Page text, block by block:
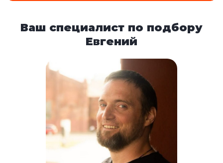
Ваш специалист по подбору
Евгений